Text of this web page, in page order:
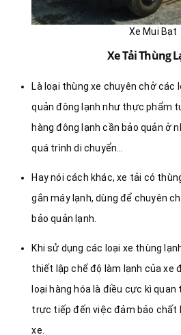
Xe Mui Bạt
Xe Tải Thùng
Là loại thùng xe chuyên chở các
quản đông lạnh như thực phẩm
hàng đông lạnh cần bảo quản ở
quá trình di chuyển…
Hay nói cách khác, xe tải có
gắn máy lạnh, dùng để chuyên
bảo quản lạnh.
Khi sử dụng các loại xe thùng
thiết lập chế độ làm lạnh của xe
loại hàng hóa là điều cực kì
trực tiếp đến việc đảm bảo chất
xe.